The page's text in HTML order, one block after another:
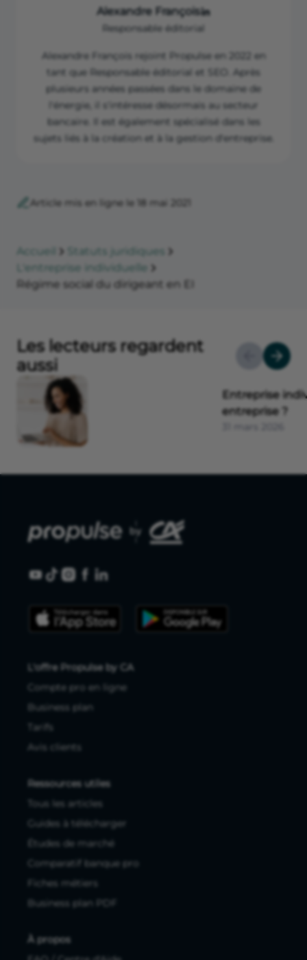
Alexandre François
Responsable éditorial
Alexandre François rejoint Propulse en 2022 en
tant que Responsable éditorial et SEO. Après
plusieurs années passées dans le domaine de
l'énergie, il s'intéresse désormais au secteur
bancaire. Il est également spécialisé dans les
sujets liés à la création et à la gestion d'entreprise.
Article mis en ligne le 18 mai 2021
Accueil
Statuts juridiques
L'entreprise individuelle
Régime social du dirigeant en EI
Les lecteurs regardent
aussi
Entreprise
entreprise ?
L'offre Propulse by CA
Compte pro en ligne
Business plan
Tarifs
Avis clients
Ressources utiles
Tous les articles
Guides à télécharger
Études de marché
Comparatif banque pro
Fiches métiers
Business plan PDF
À propos